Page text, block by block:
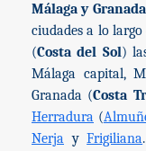
Pueblos
Costeros
COSTA
DEL
Málaga y Granada
ciudades a lo
(Costa del Sol)
Málaga capital,
Granada (Costa
Herradura (
Nerja yFrigiliana